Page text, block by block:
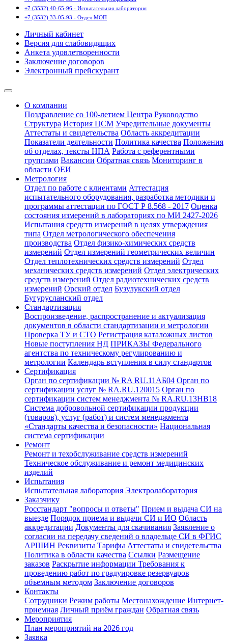
+7 (3532) 40-65-96 - Испытательная лаборатория
+7 (3532) 33-05-93 - Отдел МОП
Личный кабинет
Версия для слабовидящих
Анкета удовлетворенности
Заключение договоров
Электронный прейскурант
О компании
Поздравление со 100-летием Центра Руководство
Структура История ЦСМ Учредительные документы
Аттестаты и свидетельства Область аккредитации
Показатели деятельности Политика качества Положения
об отделах, тексты НПА Работа с референтными
группами Вакансии Обратная связь Мониторинг в
области ОЕИ
Метрология
Отдел по работе с клиентами Аттестация
испытательного оборудования, разработка методики и
программы аттестации по ГОСТ Р 8.568 - 2017 Оценка
состояния измерений в лабораториях по МИ 2427-2026
Испытания средств измерений в целях утверждения
типа Отдел метрологического обеспечения
производства Отдел физико-химических средств
измерений Отдел измерений геометрических величин
Отдел теплотехнических средств измерений Отдел
механических средств измерений Отдел электрических
средств измерений Отдел радиотехнических средств
измерений Орский отдел Бузулукский отдел
Бугурусланский отдел
Стандартизация
Воспроизведение, распространение и актуализация
документов в области стандартизации и метрологии
Проверка ТУ и СТО Регистрация каталожных листов
Новые поступления НД ПРИКАЗЫ Федерального
агентства по техническому регулированию и
метрологии Календарь вступления в силу стандартов
Сертификация
Орган по сертификации № RA RU.11АБ04 Орган по
сертификации услуг № RA.RU.120015 Орган по
сертификации систем менеджмента № RA.RU.13HB18
Система добровольной сертификации продукции
(товаров), услуг (работ) и систем менеджмента
«Стандарты качества и безопасности» Национальная
система сертификации
Ремонт
Ремонт и техобслуживание средств измерений
Техническое обслуживание и ремонт медицинских
изделий
Испытания
Испытательная лаборатория Электролаборатория
Заказчику
Росстандарт "вопросы и ответы" Прием и выдача СИ на
выезде Порядок приема и выдачи СИ и ИО Область
аккредитации Документы для скачивания Заявление о
согласии на передачу сведений о владельце СИ в ФГИС
АРШИН Реквизиты Тарифы Аттестаты и свидетельства
Политика в области качества Ссылки Размещение
заказов Раскрытие информации Требования к
проведению работ по градуировке резервуаров
объемным методом Заключение договоров
Контакты
Сотрудники Режим работы Местонахождение Интернет-
приемная Личный приём граждан Обратная связь
Мероприятия
План мероприятий на 2026 год
Заявка